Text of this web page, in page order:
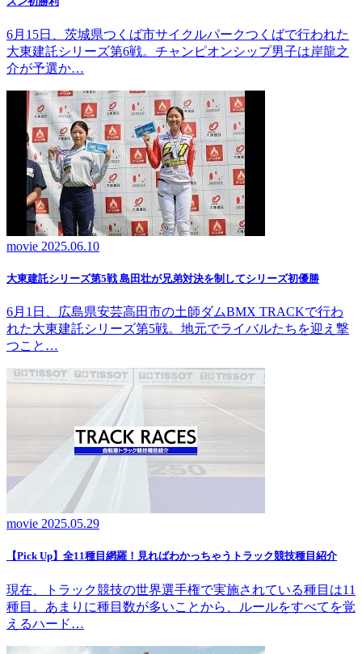
6月15日、茨城県つくば市サイクルパークつくばで行われた
大東建託シリーズ第6戦。チャンピオンシップ男子は岸龍之
介が予選か…
movie 2025.06.10
大東建託シリーズ第5戦 島田壮が兄弟対決を制してシリーズ初優勝
6月1日、広島県安芸高田市の土師ダムBMX TRACKで行わ
れた大東建託シリーズ第5戦。地元でライバルたちを迎え撃
つこと…
movie 2025.05.29
【Pick Up】全11種目網羅！見ればわかっちゃうトラック競技種目紹介
現在、トラック競技の世界選手権で実施されている種目は11
種目。あまりに種目数が多いことから、ルールをすべてを覚
えるハード…